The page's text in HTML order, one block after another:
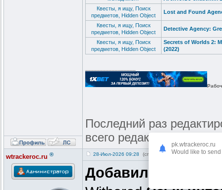
Квесты, я ищу, Поиск
предметов, Hidden Object
Lost and Found
Квесты, я ищу, Поиск
предметов, Hidden Object
Detective Agency:
Квесты, я ищу, Поиск
предметов, Hidden Object
Secrets of Worlds 2:
(2022)
Последний раз
всего редактировалось
wtrackeroc.ru ® 28-Июл-2026 09:28 (спустя 7 лет)
Добавил 16 часть
pk.wtrackeroc.ru
Would like to